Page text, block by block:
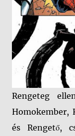
Rengeteg
Homokember,
és Rengető,